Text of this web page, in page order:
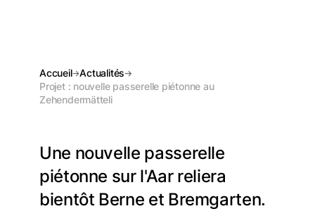
Accueil
Actualités
Projet : nouvelle passerelle piétonne au
Zehendermätteli
Une nouvelle passerelle
piétonne sur l'Aar reliera
bientôt Berne et Bremgarten.